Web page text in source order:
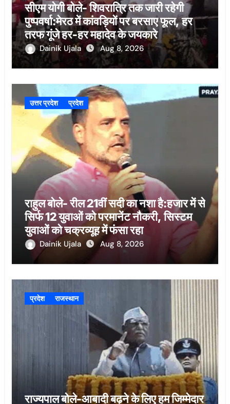
सीएम योगी बोले- शिवरात्रि तक जारी रहेगी
पुष्पवर्षा:मेरठ में कांवड़ियों पर बरसाए फूल, हर
तरफ गूंजे हर-हर महादेव के जयकारे
Dainik Ujala Aug 8, 2026
उत्तर प्रदेश प्रदेश
राहुल बोले- रील 21वीं सदी का नशा है:हजार में से
सिर्फ 12 युवाओं को परमानेंट नौकरी, सिस्टम
युवाओं को चक्रव्यूह में फंसा रहा
Dainik Ujala Aug 8, 2026
प्रदेश राजस्थान
राज्यपाल बोले-आबादी बढ़ने के लिए हम जिम्मेदार